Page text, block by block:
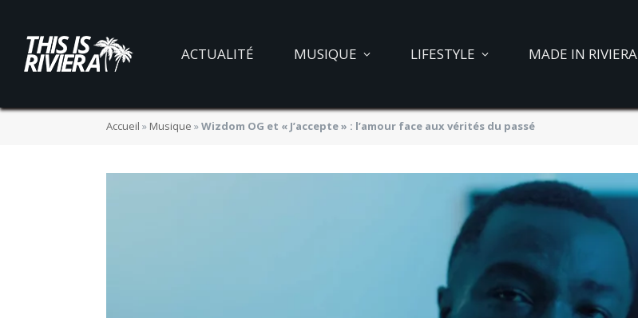
ACTUALITÉ MUSIQUE LIFESTYLE MADE IN RIVIERA
Accueil » Musique »Wizdom OG et « J’accepte » : l’amour face aux vérités du passé